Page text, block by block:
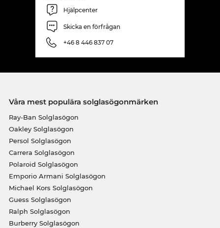
Hjälpcenter
Skicka en förfrågan
+46 8 446 837 07
Våra mest populära solglasögonmärken
Ray-Ban Solglasögon
Oakley Solglasögon
Persol Solglasögon
Carrera Solglasögon
Polaroid Solglasögon
Emporio Armani Solglasögon
Michael Kors Solglasögon
Guess Solglasögon
Ralph Solglasögon
Burberry Solglasögon